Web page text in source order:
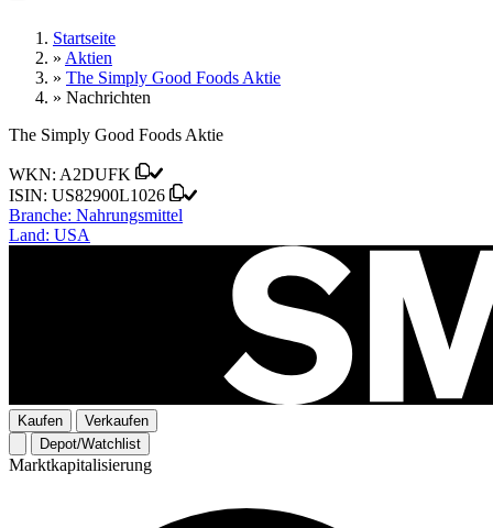
Startseite
» Aktien
» The Simply Good Foods Aktie
» Nachrichten
The Simply Good Foods Aktie
WKN: A2DUFK
ISIN: US82900L1026
Branche: Nahrungsmittel
Land: USA
Kaufen
Verkaufen
Depot/Watchlist
Marktkapitalisierung